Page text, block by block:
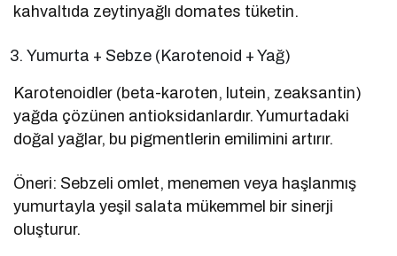
kahvaltıda zeytinyağlı domates tüketin.
Yumurta + Sebze (Karotenoid + Yağ)
Karotenoidler (beta-karoten, lutein, zeaksantin)
yağda çözünen antioksidanlardır. Yumurtadaki
doğal yağlar, bu pigmentlerin emilimini artırır.
Öneri: Sebzeli omlet, menemen veya haşlanmış
yumurtayla yeşil salata mükemmel bir sinerji
oluşturur.